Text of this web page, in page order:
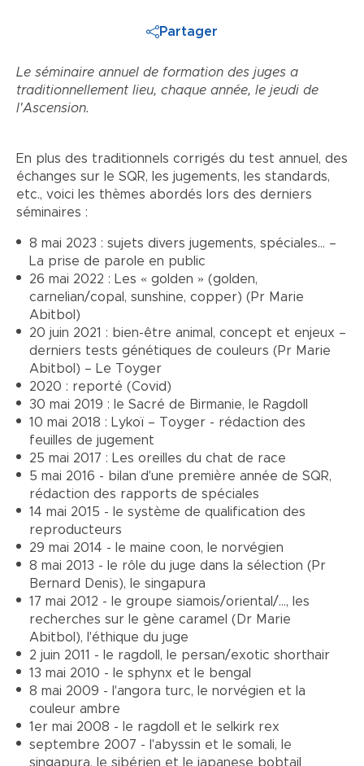
Partager
Le séminaire annuel de formation des juges a
traditionnellement lieu, chaque année, le jeudi de
l'Ascension.
En plus des traditionnels corrigés du test annuel, des
échanges sur le SQR, les jugements, les standards,
etc., voici les thèmes abordés lors des derniers
séminaires :
8 mai 2023 : sujets divers jugements, spéciales… –
La prise de parole en public
26 mai 2022 : Les « golden » (golden,
carnelian/copal, sunshine, copper) (Pr Marie
Abitbol)
20 juin 2021 : bien-être animal, concept et enjeux –
derniers tests génétiques de couleurs (Pr Marie
Abitbol) – Le Toyger
2020 : reporté (Covid)
30 mai 2019 : le Sacré de Birmanie, le Ragdoll
10 mai 2018 : Lykoï – Toyger - rédaction des
feuilles de jugement
25 mai 2017 : Les oreilles du chat de race
5 mai 2016 - bilan d'une première année de SQR,
rédaction des rapports de spéciales
14 mai 2015 - le système de qualification des
reproducteurs
29 mai 2014 - le maine coon, le norvégien
8 mai 2013 - le rôle du juge dans la sélection (Pr
Bernard Denis), le singapura
17 mai 2012 - le groupe siamois/oriental/..., les
recherches sur le gène caramel (Dr Marie
Abitbol), l'éthique du juge
2 juin 2011 - le ragdoll, le persan/exotic shorthair
13 mai 2010 - le sphynx et le bengal
8 mai 2009 - l'angora turc, le norvégien et la
couleur ambre
1er mai 2008 - le ragdoll et le selkirk rex
septembre 2007 - l'abyssin et le somali, le
singapura, le sibérien et le japanese bobtail